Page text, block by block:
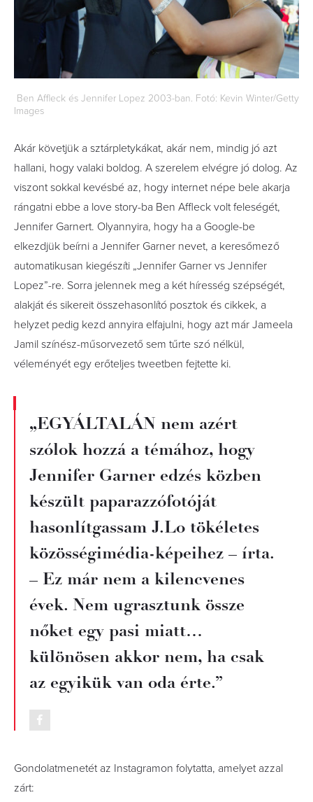
Ben Affleck és Jennifer Lopez 2003-ban. Fotó: Kevin Winter/Getty
Images
Akár követjük a sztárpletykákat, akár nem, mindig jó azt
hallani, hogy valaki boldog. A szerelem elvégre jó dolog. Az
viszont sokkal kevésbé az, hogy internet népe bele akarja
rángatni ebbe a love story-ba Ben Affleck volt feleségét,
Jennifer Garnert. Olyannyira, hogy ha a Google-be
elkezdjük beírni a Jennifer Garner nevet, a keresőmező
automatikusan kiegészíti „Jennifer Garner vs Jennifer
Lopez”-re. Sorra jelennek meg a két híresség szépségét,
alakját és sikereit összehasonlító posztok és cikkek, a
helyzet pedig kezd annyira elfajulni, hogy azt már Jameela
Jamil színész-műsorvezető sem tűrte szó nélkül,
véleményét egy erőteljes tweetben fejtette ki.
„EGYÁLTALÁN nem azért
szólok hozzá a témához, hogy
Jennifer Garner edzés közben
készült paparazzófotóját
hasonlítgassam J.Lo tökéletes
közösségimédia-képeihez – írta.
– Ez már nem a kilencvenes
évek. Nem ugrasztunk össze
nőket egy pasi miatt…
különösen akkor nem, ha csak
az egyikük van oda érte.”
Gondolatmenetét az Instagramon folytatta, amelyet azzal
zárt: